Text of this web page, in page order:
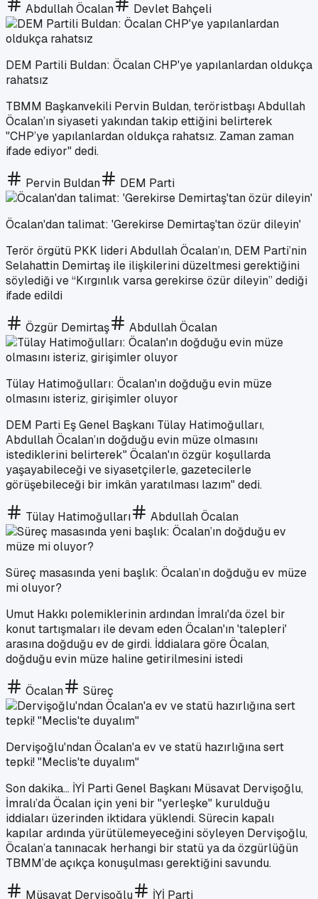
Abdullah Öcalan Devlet Bahçeli
DEM Partili Buldan: Öcalan CHP'ye yapılanlardan oldukça
rahatsız
TBMM Başkanvekili Pervin Buldan, teröristbaşı Abdullah
Öcalan’ın siyaseti yakından takip ettiğini belirterek
"CHP’ye yapılanlardan oldukça rahatsız. Zaman zaman
ifade ediyor" dedi.
Pervin Buldan DEM Parti
Öcalan'dan talimat: 'Gerekirse Demirtaş'tan özür dileyin'
Terör örgütü PKK lideri Abdullah Öcalan’ın, DEM Parti’nin
Selahattin Demirtaş ile ilişkilerini düzeltmesi gerektiğini
söylediği ve “Kırgınlık varsa gerekirse özür dileyin” dediği
ifade edildi
Özgür Demirtaş Abdullah Öcalan
Tülay Hatimoğulları: Öcalan'ın doğduğu evin müze
olmasını isteriz, girişimler oluyor
DEM Parti Eş Genel Başkanı Tülay Hatimoğulları,
Abdullah Öcalan’ın doğduğu evin müze olmasını
istediklerini belirterek" Öcalan'ın özgür koşullarda
yaşayabileceği ve siyasetçilerle, gazetecilerle
görüşebileceği bir imkân yaratılması lazım" dedi.
Tülay Hatimoğulları Abdullah Öcalan
Süreç masasında yeni başlık: Öcalan’ın doğduğu ev müze
mi oluyor?
Umut Hakkı polemiklerinin ardından İmralı'da özel bir
konut tartışmaları ile devam eden Öcalan'ın 'talepleri'
arasına doğduğu ev de girdi. İddialara göre Öcalan,
doğduğu evin müze haline getirilmesini istedi
Öcalan Süreç
Dervişoğlu'ndan Öcalan'a ev ve statü hazırlığına sert
tepki! "Meclis'te duyalım"
Son dakika... İYİ Parti Genel Başkanı Müsavat Dervişoğlu,
İmralı’da Öcalan için yeni bir "yerleşke" kurulduğu
iddiaları üzerinden iktidara yüklendi. Sürecin kapalı
kapılar ardında yürütülemeyeceğini söyleyen Dervişoğlu,
Öcalan’a tanınacak herhangi bir statü ya da özgürlüğün
TBMM’de açıkça konuşulması gerektiğini savundu.
Müsavat Dervişoğlu İYİ Parti